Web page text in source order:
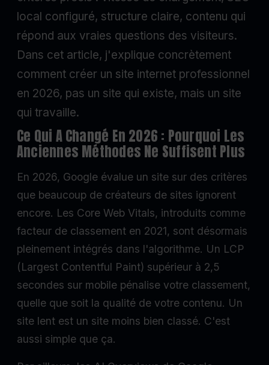
local configuré, structure claire, contenu qui
répond aux vraies questions des visiteurs.
Dans cet article, j'explique concrètement
comment créer un site internet professionnel
en 2026, pas un site qui existe, mais un site
qui travaille.
Ce Qui A Changé En 2026 : Pourquoi Les
Anciennes Méthodes Ne Suffisent Plus
En 2026, Google évalue un site sur des critères
que beaucoup de créateurs de sites ignorent
encore. Les Core Web Vitals, introduits comme
facteur de classement en 2021, sont désormais
pleinement intégrés dans l'algorithme. Un LCP
(Largest Contentful Paint) supérieur à 2,5
secondes sur mobile pénalise votre classement,
quelle que soit la qualité de votre contenu. Un
site lent est un site moins bien classé. C'est
aussi simple que ça.